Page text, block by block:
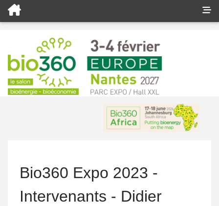
Bio360 Expo 2023 -
Intervenants - Didier